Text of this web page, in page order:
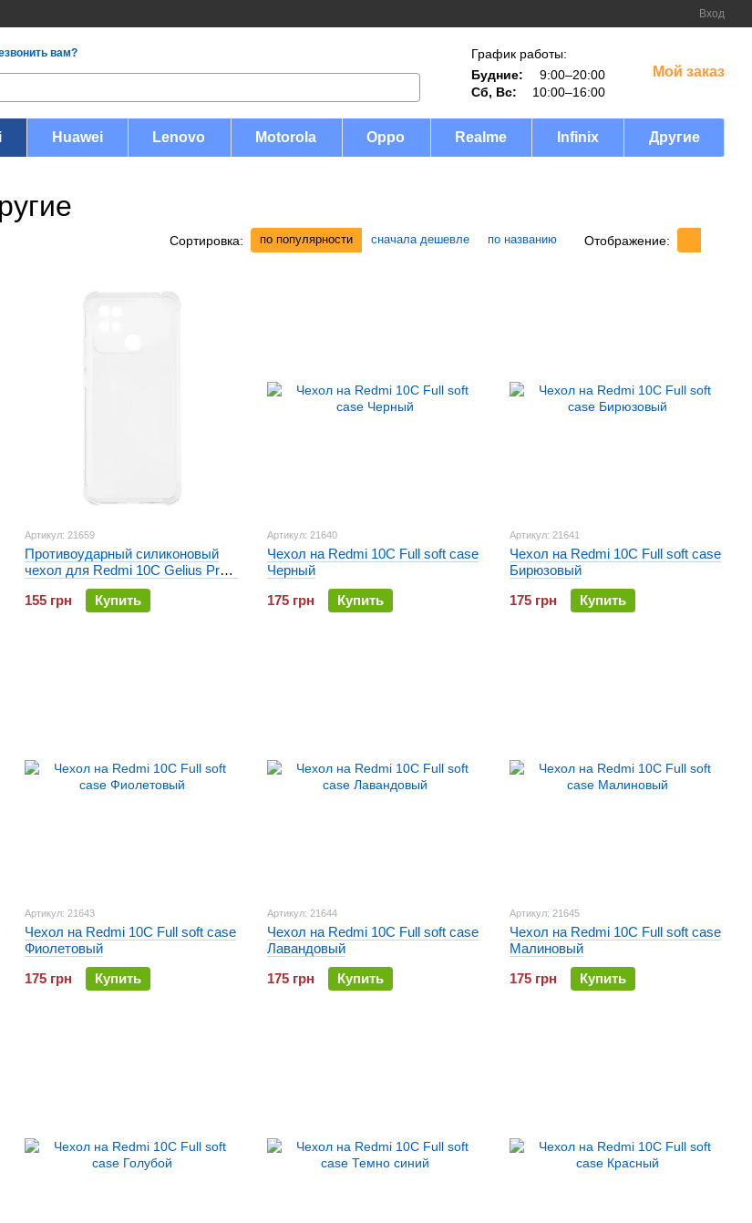
Вход
вам?
График работы:
Будние:
9:00–20:00
Сб, Вс:
10:00–16:00
Мой заказ
Huawei Lenovo Motorola Oppo Realme Infinix Другие
Сортировка: по популярности сначала дешевле по названию Отображение:
Артикул: 21659
Противоударный силиконовый
чехол для Redmi 10C Gelius Proof
Прозрачный
155 грн
Купить
Артикул: 21640
Чехол на Redmi 10C Full soft case
Черный
175 грн
Купить
Артикул: 21641
Чехол на Redmi 10C Full soft case
Бирюзовый
175 грн
Купить
Артикул: 21643
Чехол на Redmi 10C Full soft case
Фиолетовый
175 грн
Купить
Артикул: 21644
Чехол на Redmi 10C Full soft case
Лавандовый
175 грн
Купить
Артикул: 21645
Чехол на Redmi 10C Full soft case
Малиновый
175 грн
Купить